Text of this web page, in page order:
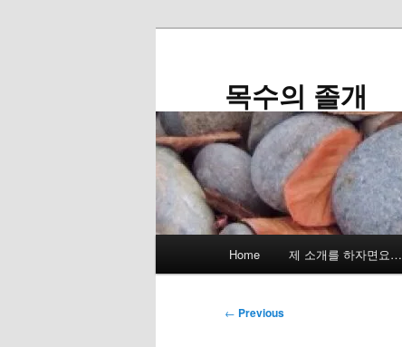
목수의 졸개
Home 제 소개를 하자면요…
Post
← Previous